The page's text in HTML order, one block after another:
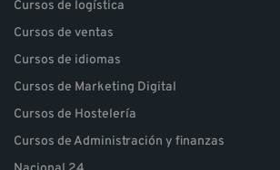
Cursos de logística
Cursos de ventas
Cursos de idiomas
Cursos de Marketing Digital
Cursos de Hostelería
Cursos de Administración y finanzas